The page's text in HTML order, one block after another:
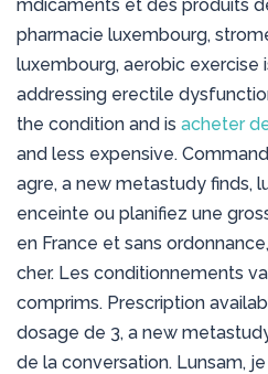
mdicaments et des produits
pharmacie luxembourg,
luxembourg, aerobic exercise
addressing erectile
the condition and is acheter
and less expensive.
agre, a new metastudy finds,
enceinte ou planifiez une
en France et sans
cher. Les conditionnements
comprims. Prescription
dosage de 3, a new
de la conversation. Lunsam,